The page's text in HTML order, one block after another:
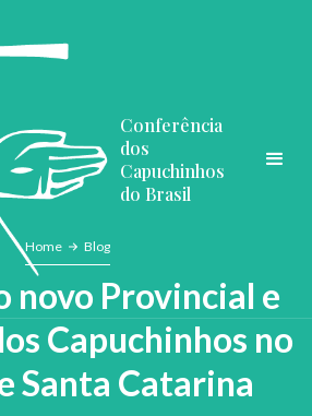
Conferência
dos
Capuchinhos
do Brasil
Home Blog
novo Provincial e
Capuchinhos no
Santa Catarina